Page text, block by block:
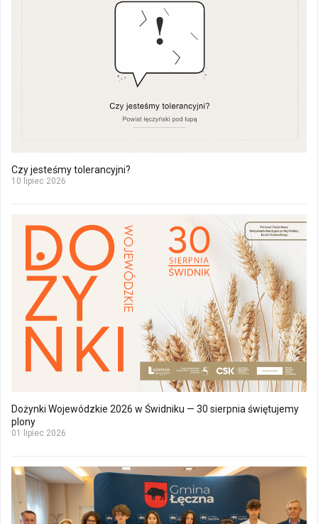
Czy jesteśmy tolerancyjni?
10 lipiec 2026
Dożynki Wojewódzkie 2026 w Świdniku — 30 sierpnia świętujemy
plony
01 lipiec 2026